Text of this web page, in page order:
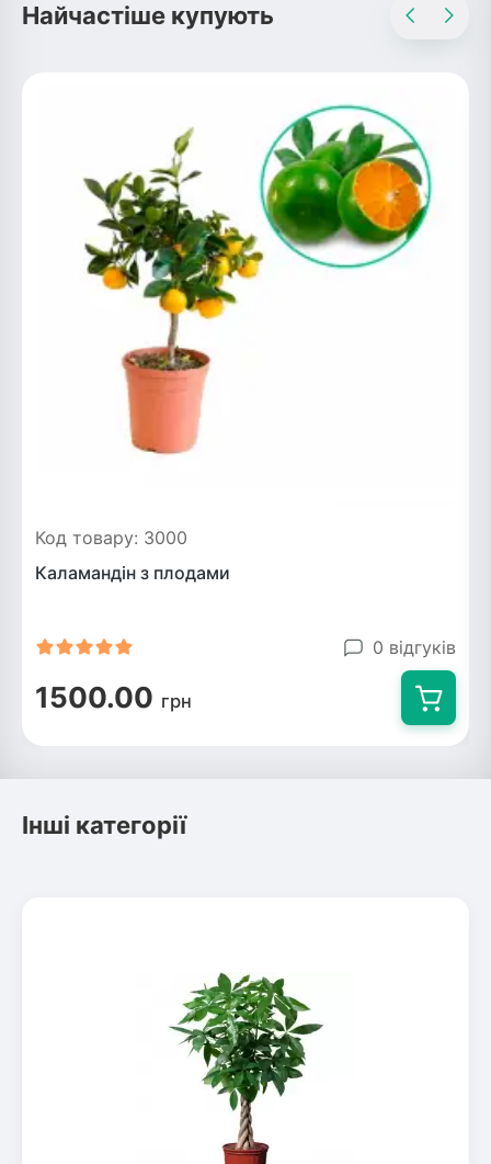
Найчастіше купують
Код товару: 3000
Каламандін з плодами
0 відгуків
1500.00 грн
Інші категорії